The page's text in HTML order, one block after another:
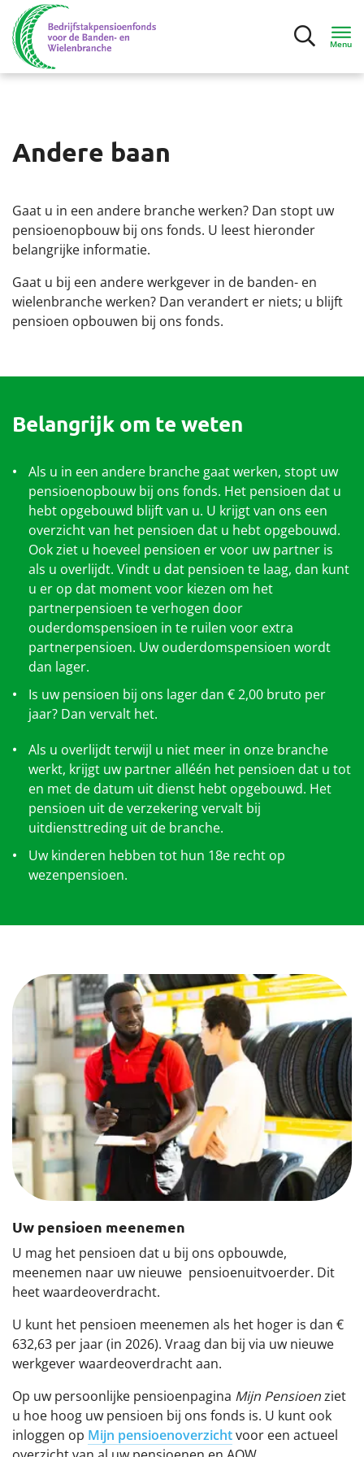
Menu
Deelnemers
Mijn situatie
Ik ga bijna met pensioen
Ik ben met pensioen
Over het pensioenfonds
Nieuwe pensioenregeling
Documenten
Andere baan
Gaat u in een andere branche werken? Dan stopt uw
pensioenopbouw bij ons fonds. U leest hieronder
belangrijke informatie.
Gaat u bij een andere werkgever in de banden- en
wielenbranche werken? Dan verandert er niets; u blijft
pensioen opbouwen bij ons fonds.
Belangrijk om te weten
Als u in een andere branche gaat werken, stopt uw
pensioenopbouw bij ons fonds. Het pensioen dat u
hebt opgebouwd blijft van u. U krijgt van ons een
overzicht van het pensioen dat u hebt opgebouwd.
Ook ziet u hoeveel pensioen er voor uw partner is
als u overlijdt. Vindt u dat pensioen te laag, dan kunt
u er op dat moment voor kiezen om het
partnerpensioen te verhogen door
ouderdomspensioen in te ruilen voor extra
partnerpensioen. Uw ouderdomspensioen wordt
dan lager.
Is uw pensioen bij ons lager dan € 2,00 bruto per
jaar? Dan vervalt het.
Als u overlijdt terwijl u niet meer in onze branche
werkt, krijgt uw partner alléén het pensioen dat u tot
en met de datum uit dienst hebt opgebouwd. Het
pensioen uit de verzekering vervalt bij
uitdiensttreding uit de branche.
Uw kinderen hebben tot hun 18e recht op
wezenpensioen.
Uw pensioen meenemen
U mag het pensioen dat u bij ons opbouwde,
meenemen naar uw nieuwe pensioenuitvoerder. Dit
heet waardeoverdracht.
U kunt het pensioen meenemen als het hoger is dan €
632,63 per jaar (in 2026). Vraag dan bij via uw nieuwe
werkgever waardeoverdracht aan.
Op uw persoonlijke pensioenpagina Mijn Pensioenziet
u hoe hoog uw pensioen bij ons fonds is. U kunt ook
inloggen op Mijn pensioenoverzichtvoor een actueel